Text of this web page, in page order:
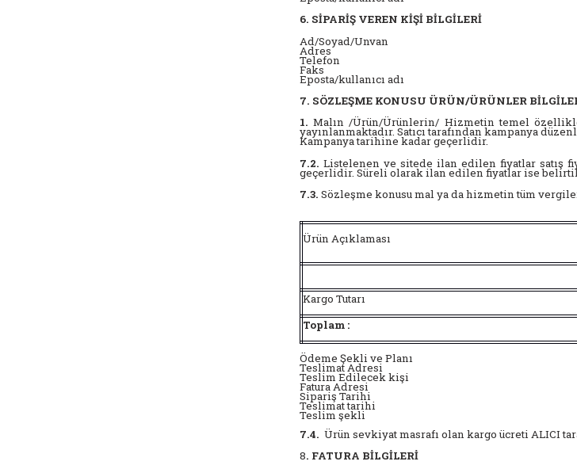
6. SİPARİŞ VEREN KİŞİ BİLGİLERİ
Ad/Soyad/Unvan
Adres
Telefon
Faks
Eposta/kullanıcı adı
7. SÖZLEŞME KONUSU ÜRÜN/ÜRÜNLER
1. Malın /Ürün/Ürünlerin/ Hizmetin temel
yayınlanmaktadır. Satıcı tarafından kampanya
Kampanya tarihine kadar geçerlidir.
7.2. Listelenen ve sitede ilan edilen fiyatlar satış
geçerlidir. Süreli olarak ilan edilen fiyatlar ise
7.3. Sözleşme konusu mal ya da hizmetin tüm
Ürün Açıklaması
Kargo Tutarı
Toplam :
Ödeme Şekli ve Planı
Teslimat Adresi
Teslim Edilecek kişi
Fatura Adresi
Sipariş Tarihi
Teslimat tarihi
Teslim şekli
7.4. Ürün sevkiyat masrafı olan kargo ücreti ALICI
8. FATURA BİLGİLERİ